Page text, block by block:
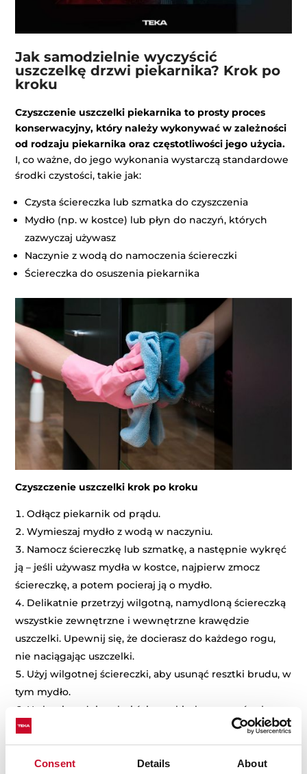
Consent Details About
Jak samodzielnie wyczyścić
uszczelkę drzwi piekarnika? Krok po
kroku
Czyszczenie uszczelki piekarnika to prosty proces
konserwacyjny, który należy wykonywać w zależności
od rodzaju piekarnika oraz częstotliwości jego użycia.
I, co ważne, do jego wykonania wystarczą standardowe
środki czystości, takie jak:
Czysta ściereczka lub szmatka do czyszczenia
Mydło (np. w kostce) lub płyn do naczyń, których
zazwyczaj używasz
Naczynie z wodą do namoczenia ściereczki
Ściereczka do osuszenia piekarnika
Czyszczenie uszczelki krok po kroku
Odłącz piekarnik od prądu.
Wymieszaj mydło z wodą w naczyniu.
Namocz ściereczkę lub szmatkę, a następnie wykręć
ją – jeśli używasz mydła w kostce, najpierw zmocz
ściereczkę, a potem pocieraj ją o mydło.
Delikatnie przetrzyj wilgotną, namydloną ściereczką
wszystkie zewnętrzne i wewnętrzne krawędzie
uszczelki. Upewnij się, że docierasz do każdego rogu,
nie naciągając uszczelki.
Użyj wilgotnej ściereczki, aby usunąć resztki brudu, w
tym mydło.
Na koniec użyj suchej ściereczki, aby osuszyć całą
powierzchnię uszczelki.
Przydatna wskazówka
: Ciepła woda skuteczniej usuwa